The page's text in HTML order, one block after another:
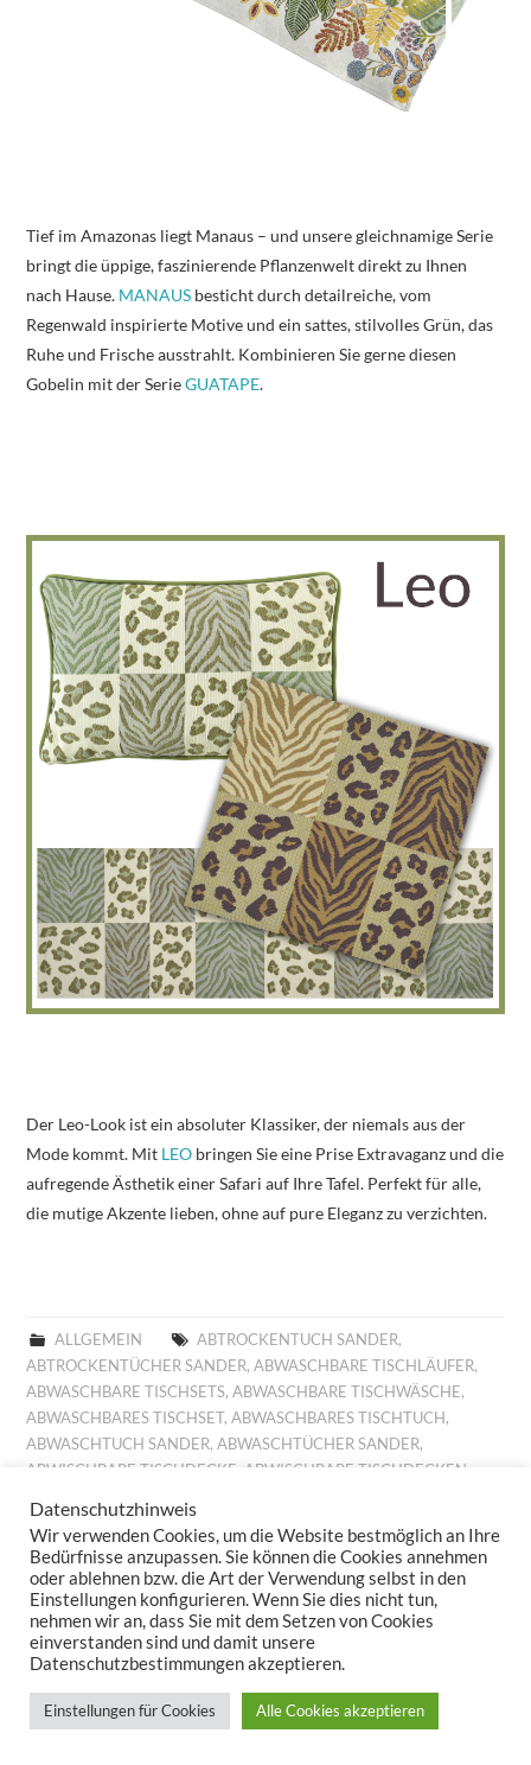
Tief im Amazonas liegt Manaus – und unsere gleichnamige Serie
bringt die üppige, faszinierende Pflanzenwelt direkt zu Ihnen
nach Hause. MANAUS besticht durch detailreiche, vom
Regenwald inspirierte Motive und ein sattes, stilvolles Grün, das
Ruhe und Frische ausstrahlt. Kombinieren Sie gerne diesen
Gobelin mit der SerieGUATAPE.
Der Leo-Look ist ein absoluter Klassiker, der niemals aus der
Mode kommt. Mit LEO bringen Sie eine Prise Extravaganz und die
aufregende Ästhetik einer Safari auf Ihre Tafel. Perfekt für alle,
die mutige Akzente lieben, ohne auf pure Eleganz zu verzichten.
ALLGEMEIN ABTROCKENTUCH SANDER,
ABTROCKENTÜCHER SANDER,ABWASCHBARE TISCHLÄUFER,
ABWASCHBARE TISCHSETS,ABWASCHBARE TISCHWÄSCHE,
ABWASCHBARES TISCHSET,ABWASCHBARES TISCHTUCH,
ABWASCHTUCH SANDER,ABWASCHTÜCHER SANDER,
ABWISCHBARE TISCHDECKE
ABWISCHBARE TISCHDECKEN
ABWISCHBARES TISCHTUCH
ALLROUND BASKET GOBELIN , AUFLEGER GOBELIN,BESTICKTE
WOLLKISSEN,BESTICKTES WOLLKISSEN,BILLIGE KISSEN,
BILLIGE TISCHDECKE,BILLIGE TISCHLÄUFER, BILLIGE
TISCHWÄSCHE,BILLIGES TISCHTUCH,BROTKORB FRÜHLING
BROTKORB HERBST,BROTKORB SANDER
DIGITALDRUCK FRÜHLING
TISCHDECKE,FESTLICHE TISCHDECKEN,FESTLICHE
TISCHTÜCHER,FESTLICHES TISCHTUCH,
Datenschutzhinweis
Wir verwenden Cookies, um die Website bestmöglich an Ihre
Bedürfnisse anzupassen. Sie können die Cookies annehmen
oder ablehnen bzw. die Art der Verwendung selbst in den
Einstellungen konfigurieren. Wenn Sie dies nicht tun,
nehmen wir an, dass Sie mit dem Setzen von Cookies
einverstanden sind und damit unsere
Datenschutzbestimmungen akzeptieren.
Einstellungen für Cookies Alle Cookies akzeptieren